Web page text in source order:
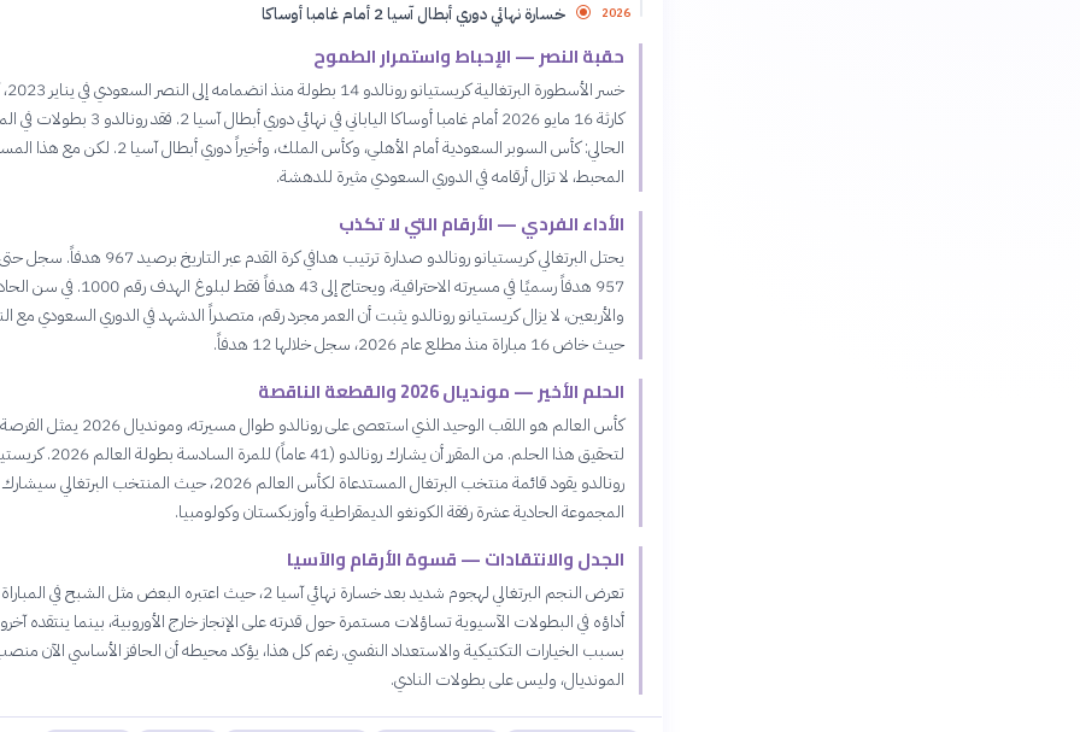
2026 خسارة نهائي دوري أبطال آسيا 2 أمام غامبا أوساكا
حقبة النصر — الإحباط واستمرار الطموح
خسر
كارثة 16 مايو 2026 أمام غامبا أوساكا الياباني في نهائي دوري أبطال
الحالي: كأس السوبر السعودية أمام الأهلي، وكأس الملك، وأخيراً دوري أبطال آسيا 2. لكن مع
المحبط، لا تزال أرقامه في الدوري السعودي مثيرة للدهشة.
الأداء الفردي — الأرقام التي لا تكذب
يحتل البرتغالي كريستيانو رونالدو صدارة ترتيب هدافي كرة القدم عبر التاريخ
957 هدفاً رسميًا في مسيرته الاحترافية، ويحتاج إلى 43 هدفاً فقط لبلوغ الهدف
والأربعين، لا يزال كريستيانو رونالدو يثبت أن العمر مجرد رقم، متصدراً الدشهد في الدوري السعودي مع
حيث خاض 16 مباراة منذ مطلع عام 2026، سجل خلالها 12 هدفاً.
الحلم الأخير — مونديال 2026 والقطعة الناقصة
كأس العالم هو اللقب الوحيد الذي استعصى على رونالدو طوال
لتحقيق هذا الحلم. من المقرر أن يشارك رونالدو (41 عاماً) للمرة
رونالدو يقود قائمة منتخب البرتغال المستدعاة لكأس العالم 2026، حيث المنتخب البرتغالي
المجموعة الحادية عشرة رفقة الكونغو الديمقراطية وأوزبكستان وكولومبيا.
الجدل والانتقادات — قسوة الأرقام والآسيا
تعرض النجم البرتغالي لهجوم شديد بعد خسارة نهائي آسيا 2، حيث اعتبره البعض مثل الشبح في
أداؤه في البطولات الآسيوية تساؤلات مستمرة حول قدرته على الإنجاز خارج الأوروبية، بينما ينتقده
بسبب الخيارات التكتيكية والاستعداد النفسي. رغم كل هذا، يؤكد محيطه أن الحافز الأساسي الآن
المونديال، وليس على بطولات النادي.